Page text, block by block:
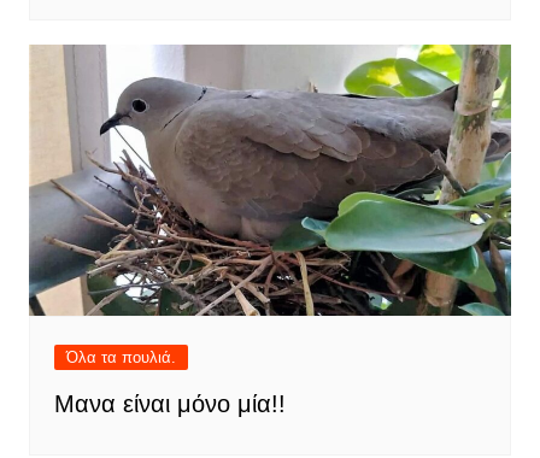
Όλα τα πουλιά.
Μανα είναι μόνο μία!!